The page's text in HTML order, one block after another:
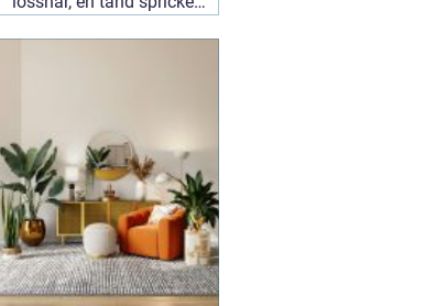
enda fråga: Hur får jag
snabbt04 augusti 2026